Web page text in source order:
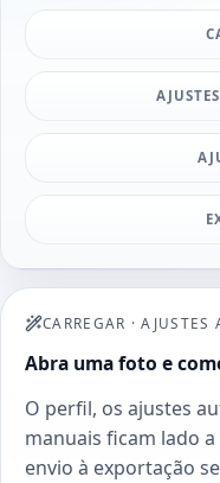
CARREGAR ·AJUSTES
Abra uma foto e
O perfil, os ajustes
manuais ficam lado
envio à exportação